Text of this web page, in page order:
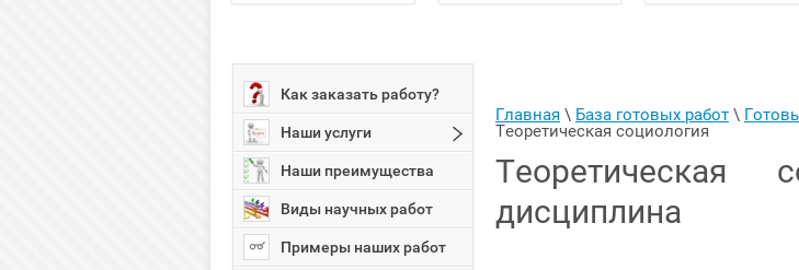
Как заказать работу?
Наши услуги
Наши преимущества
Виды научных работ
Примеры наших работ
Главная \ База готовых работ \
Теоретическая социология
Теоретическая
дисциплина